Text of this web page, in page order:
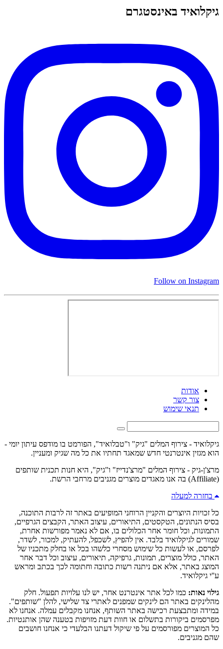
גיקלואיד באינסטגרם
Follow on Instagram
אודות
צור קשר
תנאי שימוש
גיקלואיד - צירוף המלים "גיק" ו"טבלואיד", הפורמט בו מודפס עיתון יומי -
הוא מגזין אינטרנטי חדש שמאגד תחתיו את כל מה שגיק ומעניין.
מרצ'ן-גיק - צירוף המלים "מרצ'נדייז" ו"גיק", היא חנות תכנית שותפים
(Affiliate) בה אנו מאגדים מוצרים מגניבים מרחבי הרשת.
בחזרה למעלה
כל זכויות היוצרים והקניין הרוחני המופיעים באתר זה לרבות התוכנה,
בסיס הנתונים, הטקסטים, התיאורים, עיצוב האתר, הקבצים הגרפיים,
התמונות, וכל חומר אחר הכלולים בו, אם לא נאמר מפורשות אחרת,
שמורים לגיקלואיד בלבד. אין להפיץ, לשכפל, להעתיק, למכור, לשדר,
לפרסם, או לעשות כל שימוש מסחרי כלשהו בכל או בחלק מתכניו של
האתר, כולל מוצרים, תמונות, גרפיקה, תיאורים, עיצוב וכל דבר אחר
המוצג באתר, אלא אם ניתנה רשות כתובה וחתומה לכך בכתב ומראש
ע''י גיקלואיד.
גילוי נאות: כמו לכל אתר אינטרנט אחר, יש לנו עלויות תפעול. חלק
מהלינקים באתר הם לינקים שמפנים לאתרי צד שלישי, להלן "שותפים".
במידה ומתבצעת רכישה באתר השותף, אנחנו מקבלים עמלה. אנחנו לא
מפרסמים ביקורות בתשלום או חוות דעת מזויפות בטענה שהן אותנטיות.
כל המוצרים מפורסמים על פי שיקול דעתנו הבלעדי כי אנחנו חושבים
שהם מגניבים.